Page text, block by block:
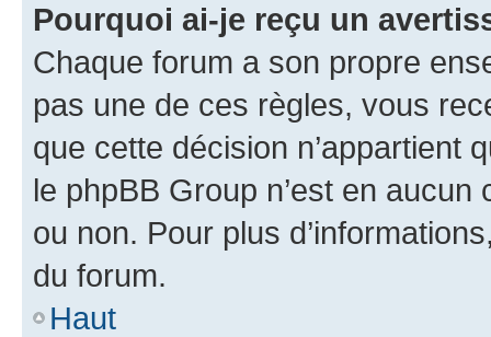
Pourquoi ai-je reçu un
Chaque forum a son propre
pas une de ces règles, vous
que cette décision n’appartient
le phpBB Group n’est en
ou non. Pour plus
du forum.
Haut